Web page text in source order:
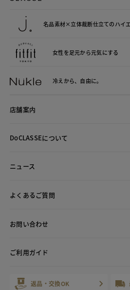
名品素材×立体裁断仕立てのハイ
女性を足元から元気にする
冷えから、 自由に。
店舗案内
DoCLASSEについて
ニュース
よくあるご質問
お問い合わせ
ご利用ガイド
返品・交換OK